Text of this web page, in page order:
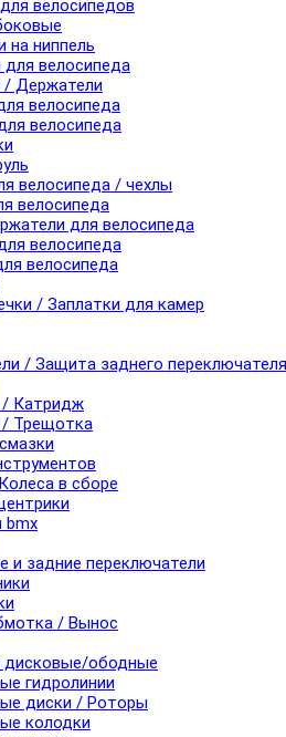
велосипедов
на ниппель
велосипеда
/ Держатели
велосипеда
велосипеда
велосипеда / чехлы
велосипеда
для велосипеда
велосипеда
велосипеда
/ Заплатки для камер
/ Защита заднего переключателя
/ Катридж
/ Трещотка
в сборе
bmx
и задние переключатели
/ Вынос
дисковые/ободные
гидролинии
диски / Роторы
колодки